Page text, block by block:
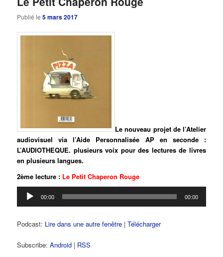
Publié le5 mars 2017
Le nouveau projet de l’Atelier
audiovisuel via l’Aide Personnalisée AP en seconde :
L’AUDIOTHEQUE. plusieurs voix pour des lectures de livres
en plusieurs langues.
2ème lecture : Le Petit Chaperon Rouge
Lecteur
audio
00:00 00:00
Podcast: Lire dans une autre fenêtre |Télécharger
Subscribe:Android | RSS